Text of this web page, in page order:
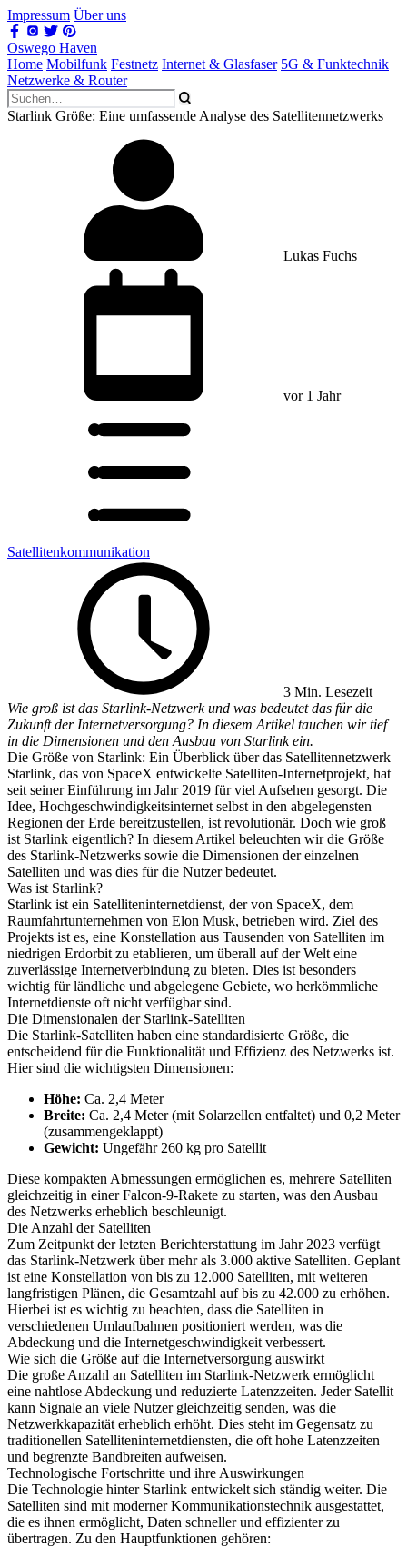
Impressum Über uns
Oswego Haven
Home Mobilfunk Festnetz Internet & Glasfaser 5G & Funktechnik
Netzwerke & Router
Starlink Größe: Eine umfassende Analyse des Satellitennetzwerks
Lukas Fuchs
vor 1 Jahr
Satellitenkommunikation
3 Min. Lesezeit
Wie groß ist das Starlink-Netzwerk und was bedeutet das für die
Zukunft der Internetversorgung? In diesem Artikel tauchen wir tief
in die Dimensionen und den Ausbau von Starlink ein.
Die Größe von Starlink: Ein Überblick über das Satellitennetzwerk
Starlink, das von SpaceX entwickelte Satelliten-Internetprojekt, hat
seit seiner Einführung im Jahr 2019 für viel Aufsehen gesorgt. Die
Idee, Hochgeschwindigkeitsinternet selbst in den abgelegensten
Regionen der Erde bereitzustellen, ist revolutionär. Doch wie groß
ist Starlink eigentlich? In diesem Artikel beleuchten wir die Größe
des Starlink-Netzwerks sowie die Dimensionen der einzelnen
Satelliten und was dies für die Nutzer bedeutet.
Was ist Starlink?
Starlink ist ein Satelliteninternetdienst, der von SpaceX, dem
Raumfahrtunternehmen von Elon Musk, betrieben wird. Ziel des
Projekts ist es, eine Konstellation aus Tausenden von Satelliten im
niedrigen Erdorbit zu etablieren, um überall auf der Welt eine
zuverlässige Internetverbindung zu bieten. Dies ist besonders
wichtig für ländliche und abgelegene Gebiete, wo herkömmliche
Internetdienste oft nicht verfügbar sind.
Die Dimensionalen der Starlink-Satelliten
Die Starlink-Satelliten haben eine standardisierte Größe, die
entscheidend für die Funktionalität und Effizienz des Netzwerks ist.
Hier sind die wichtigsten Dimensionen:
Höhe: Ca. 2,4 Meter
Breite: Ca. 2,4 Meter (mit Solarzellen entfaltet) und 0,2 Meter
(zusammengeklappt)
Gewicht: Ungefähr 260 kg pro Satellit
Diese kompakten Abmessungen ermöglichen es, mehrere Satelliten
gleichzeitig in einer Falcon-9-Rakete zu starten, was den Ausbau
des Netzwerks erheblich beschleunigt.
Die Anzahl der Satelliten
Zum Zeitpunkt der letzten Berichterstattung im Jahr 2023 verfügt
das Starlink-Netzwerk über mehr als 3.000 aktive Satelliten. Geplant
ist eine Konstellation von bis zu 12.000 Satelliten, mit weiteren
langfristigen Plänen, die Gesamtzahl auf bis zu 42.000 zu erhöhen.
Hierbei ist es wichtig zu beachten, dass die Satelliten in
verschiedenen Umlaufbahnen positioniert werden, was die
Abdeckung und die Internetgeschwindigkeit verbessert.
Wie sich die Größe auf die Internetversorgung auswirkt
Die große Anzahl an Satelliten im Starlink-Netzwerk ermöglicht
eine nahtlose Abdeckung und reduzierte Latenzzeiten. Jeder Satellit
kann Signale an viele Nutzer gleichzeitig senden, was die
Netzwerkkapazität erheblich erhöht. Dies steht im Gegensatz zu
traditionellen Satelliteninternetdiensten, die oft hohe Latenzzeiten
und begrenzte Bandbreiten aufweisen.
Technologische Fortschritte und ihre Auswirkungen
Die Technologie hinter Starlink entwickelt sich ständig weiter. Die
Satelliten sind mit moderner Kommunikationstechnik ausgestattet,
die es ihnen ermöglicht, Daten schneller und effizienter zu
übertragen. Zu den Hauptfunktionen gehören: